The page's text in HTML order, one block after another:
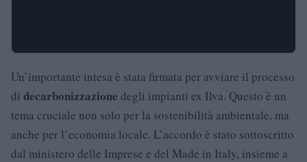
Un’importante intesa è stata firmata per avviare il processo
di decarbonizzazione degli impianti ex Ilva. Questo è un
tema cruciale non solo per la sostenibilità ambientale, ma
anche per l’economia locale. L’accordo è stato sottoscritto
dal ministero delle Imprese e del Made in Italy, insieme a